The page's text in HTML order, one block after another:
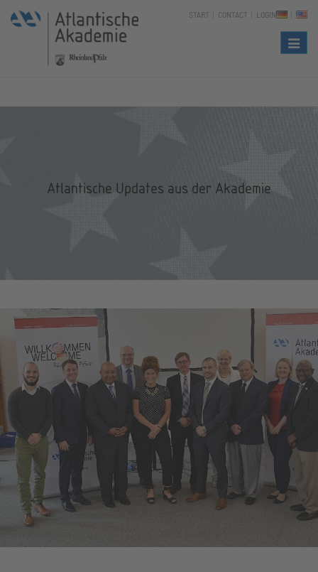
START CONTACT LOGIN
Atlantische Updates aus der Akademie